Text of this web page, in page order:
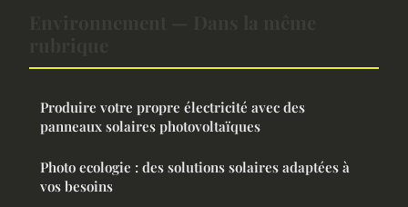
Produire votre propre électricité avec des
panneaux solaires photovoltaïques
Photo ecologie : des solutions solaires adaptées à
vos besoins